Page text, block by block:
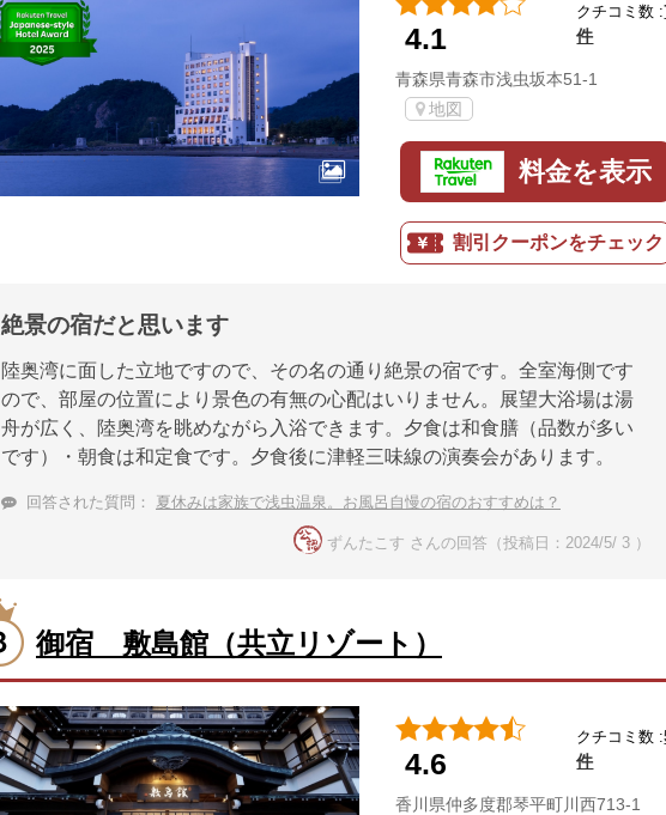
4.1
クチコミ数 :
件
青森県青森市浅虫坂本51-1
地図
料金を表示
割引クーポンをチェック
絶景の宿だと思います
陸奥湾に面した立地ですので、その名の通り絶景の宿です。全室海側です
ので、部屋の位置により景色の有無の心配はいりません。展望大浴場は湯
舟が広く、陸奥湾を眺めながら入浴できます。夕食は和食膳（品数が多い
です）・朝食は和定食です。夕食後に津軽三味線の演奏会があります。
回答された質問： 夏休みは家族で浅虫温泉。お風呂自慢の宿のおすすめは？
ずんたこす さんの回答（投稿日：2024/5/ 3 ）
御宿 敷島館（共立リゾート）
4.6
クチコミ数 :
件
香川県仲多度郡琴平町川西713-1